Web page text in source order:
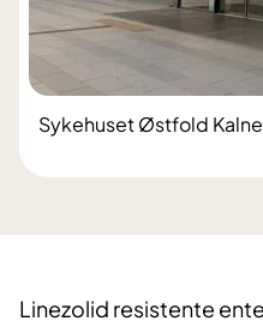
Sykehuset Østfold
Linezolid resistente